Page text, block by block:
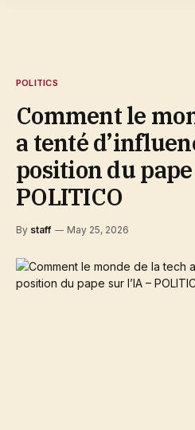
POLITICS
Comment le
a tenté
position du
POLITICO
By staff May 25, 2026